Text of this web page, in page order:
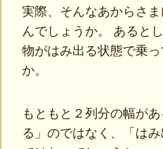
実際、そんなあからさ
んでしょうか。 あると
物がはみ出る状態で乗
か。
もともと２列分の幅が
る」のではなく、「は